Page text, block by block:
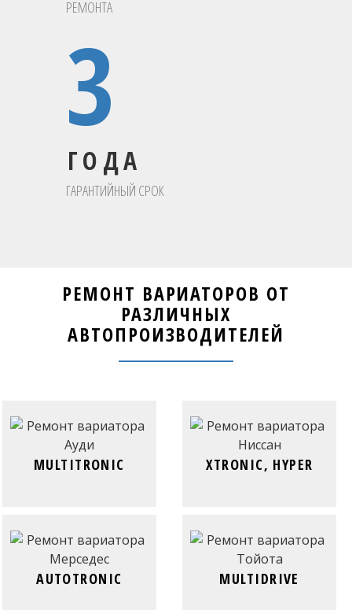
РЕМОНТА
3
ГОДА
ГАРАНТИЙНЫЙ СРОК
РЕМОНТ ВАРИАТОРОВ ОТ
РАЗЛИЧНЫХ
АВТОПРОИЗВОДИТЕЛЕЙ
MULTITRONIC XTRONIC, HYPER
AUTOTRONIC MULTIDRIVE